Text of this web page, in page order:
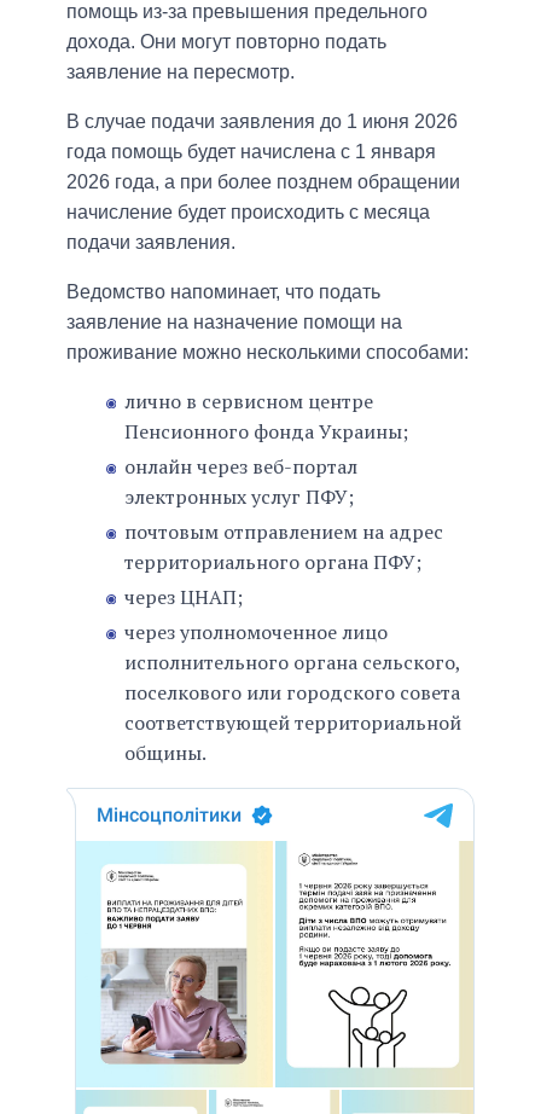
помощь из-за превышения предельного
дохода. Они могут повторно подать
заявление на пересмотр.
В случае подачи заявления до 1 июня 2026
года помощь будет начислена с 1 января
2026 года, а при более позднем обращении
начисление будет происходить с месяца
подачи заявления.
Ведомство напоминает, что подать
заявление на назначение помощи на
проживание можно несколькими способами:
лично в сервисном центре
Пенсионного фонда Украины;
онлайн через веб-портал
электронных услуг ПФУ;
почтовым отправлением на адрес
территориального органа ПФУ;
через ЦНАП;
через уполномоченное лицо
исполнительного органа сельского,
поселкового или городского совета
соответствующей территориальной
общины.